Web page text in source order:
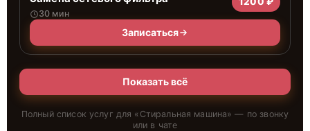
30 мин
Записаться
Показать всё
Полный список услуг для « Стиральная машина» — по звонку
или в чате